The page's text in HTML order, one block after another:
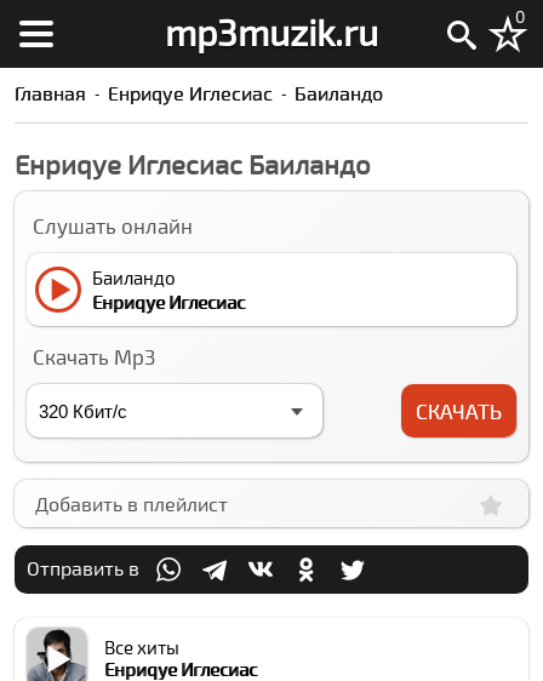
mp3muzik.ru 0
Главная Енриqуе Иглесиас Баиландо
Енриqуе Иглесиас Баиландо
Слушать онлайн
Баиландо
Енриqуе Иглесиас
Скачать Mp3
СКАЧАТЬ
Добавить в плейлист
Отправить в
Все хиты
Енриqуе Иглесиас